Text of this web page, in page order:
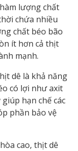
lượng chất
chứa nhiều
chất béo bão
ít hơn cả thịt
mạnh.
dê là khả năng
có lợi như axit
hạn chế các
phần bảo vệ
cao, thịt dê